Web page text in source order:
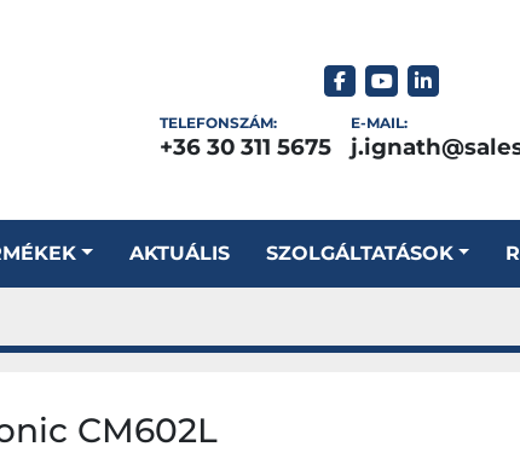
facebook
youtubelinkedin
TELEFONSZÁM:
+36 30 311 5675
E-MAIL:
AKTUÁLIS SZOLGÁLTATÁSOK
CM602L